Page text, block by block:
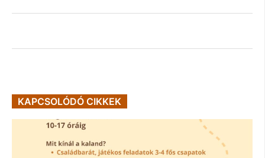
KAPCSOLÓDÓ CIKKEK